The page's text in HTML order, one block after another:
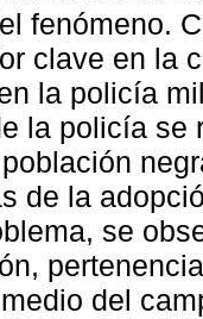
fenómeno.
clave en la
la policía
la policía se
de la
se
del